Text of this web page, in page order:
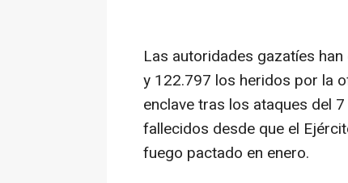
Las autoridades gazatíes
y 122.797 los heridos por la
enclave tras los ataques del
fallecidos desde que el
fuego pactado en enero.